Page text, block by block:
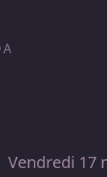
Vendredi 17